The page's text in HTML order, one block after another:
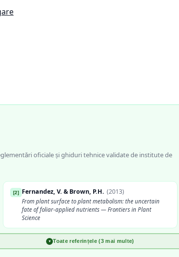
oficiale și ghiduri tehnice validate de institute de
[2] Fernandez, V. & Brown, P.H. (2013)
From plant surface to plant metabolism: the uncertain
fate of foliar-applied nutrients — Frontiers in Plant
Science
INCDA Fundulea
▼ Toate referințele (3 mai multe)